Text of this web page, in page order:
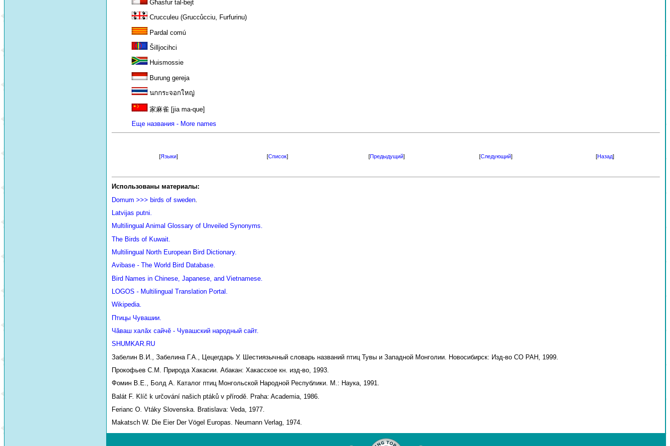
Għasfur tal-bejt
Crucculeu (Gruccůcciu, Furfurinu)
Pardal comú
Šilljocihci
Huismossie
Burung gereja
นกกระจอกใหญ่
家麻雀 [jia ma-que]
Еще названия - More names
[Языки] [Список] [Предыдущий] [Следующий] [Назад]
Использованы материалы:
Domum >>> birds of sweden
Latvijas putni.
Multilingual Animal Glossary of Unveiled Synonyms.
The Birds of Kuwait.
Multilingual North European Bird Dictionary.
Avibase - The World Bird Database.
Bird Names in Chinese, Japanese, and Vietnamese.
LOGOS - Multilingual Translation Portal.
Wikipedia.
Птицы Чувашии.
Чăваш халăх сайчĕ - Чувашский народный сайт.
SHUMKAR.RU
Забелин В.И., Забелина Г.А., Цецегдарь У. Шестиязычный словарь названий птиц Тувы и Западной Монголии. Новосибирск: Изд-во СО РАН, 1999.
Прокофьев С.М. Природа Хакасии. Абакан: Хакасское кн. изд-во, 1993.
Фомин В.Е., Болд А. Каталог птиц Монгольской Народной Республики. М.: Наука, 1991.
Balát F. Klíč k určování našich ptáků v přírodě. Praha: Academia, 1986.
Ferianc O. Vtáky Slovenska. Bratislava: Veda, 1977.
Makatsch W. Die Eier Der Vögel Europas. Neumann Verlag, 1974.